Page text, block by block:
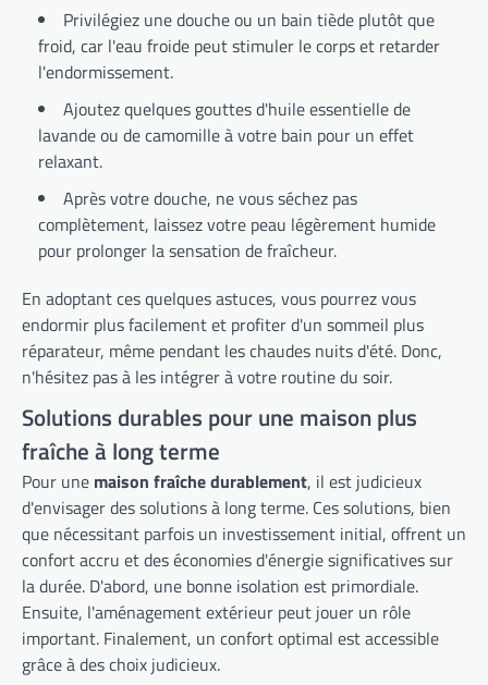
Privilégiez une douche ou un bain tiède plutôt que
froid, car l'eau froide peut stimuler le corps et retarder
l'endormissement.
Ajoutez quelques gouttes d'huile essentielle de
lavande ou de camomille à votre bain pour un effet
relaxant.
Après votre douche, ne vous séchez pas
complètement, laissez votre peau légèrement humide
pour prolonger la sensation de fraîcheur.
En adoptant ces quelques astuces, vous pourrez vous
endormir plus facilement et profiter d'un sommeil plus
réparateur, même pendant les chaudes nuits d'été. Donc,
n'hésitez pas à les intégrer à votre routine du soir.
Solutions durables pour une maison plus
fraîche à long terme
Pour une maison fraîche durablement, il est judicieux
d'envisager des solutions à long terme. Ces solutions, bien
que nécessitant parfois un investissement initial, offrent un
confort accru et des économies d'énergie significatives sur
la durée. D'abord, une bonne isolation est primordiale.
Ensuite, l'aménagement extérieur peut jouer un rôle
important. Finalement, un confort optimal est accessible
grâce à des choix judicieux.